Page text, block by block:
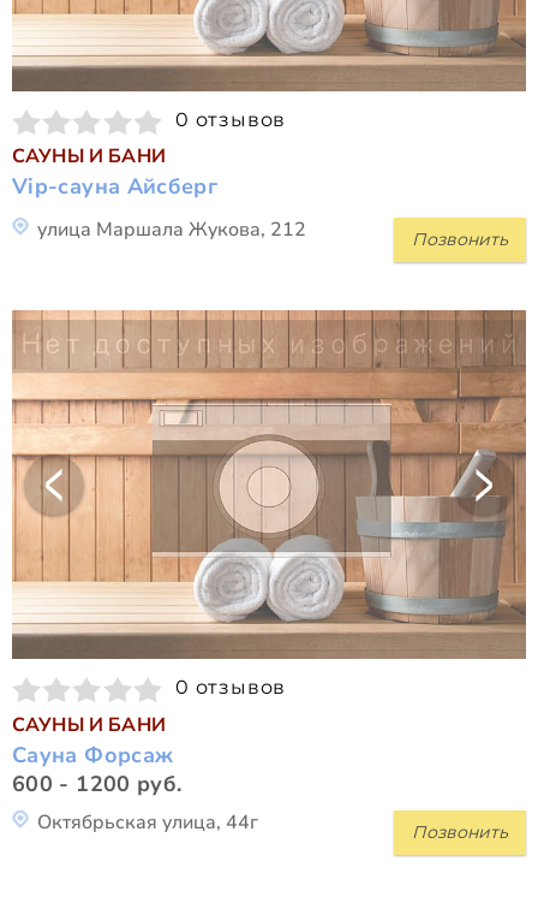
0 отзывов
САУНЫ И БАНИ
Vip-сауна Айсберг
Позвонить
улица Маршала Жукова, 212
0 отзывов
САУНЫ И БАНИ
Сауна Форсаж
600 - 1200 руб.
Позвонить
Октябрьская улица, 44г